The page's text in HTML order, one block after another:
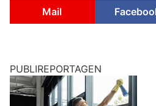
Mail
PUBLIREPORTAGEN